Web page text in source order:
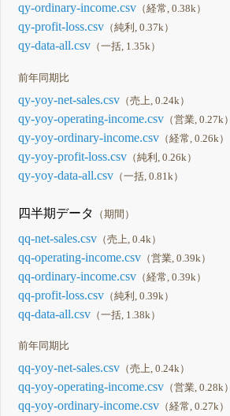
qy-ordinary-income.csv （経常, 0.38k）
qy-profit-loss.csv （純利, 0.37k）
qy-data-all.csv （一括, 1.35k）
前年同期比
qy-yoy-net-sales.csv （売上, 0.24k）
qy-yoy-operating-income.csv （営業, 0.27k）
qy-yoy-ordinary-income.csv （経常, 0.26k）
qy-yoy-profit-loss.csv （純利, 0.26k）
qy-yoy-data-all.csv （一括, 0.81k）
四半期データ （期間）
qq-net-sales.csv （売上, 0.4k）
qq-operating-income.csv （営業, 0.39k）
qq-ordinary-income.csv （経常, 0.39k）
qq-profit-loss.csv （純利, 0.39k）
qq-data-all.csv （一括, 1.38k）
前年同期比
qq-yoy-net-sales.csv （売上, 0.24k）
qq-yoy-operating-income.csv （営業, 0.28k）
qq-yoy-ordinary-income.csv （経常, 0.27k）